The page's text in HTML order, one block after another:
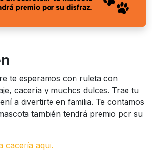
te esperamos con ruleta con
cacería y muchos dulces. Traé tu
a divertirte en familia. Te contamos
también tendrá premio por su
cacería aquí.